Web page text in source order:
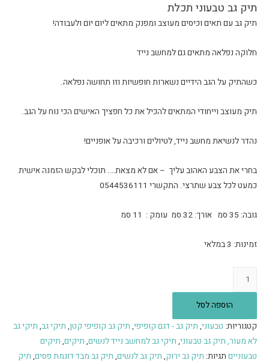
תיק גב טבעוני תכלת
תיק גב עם תאים וכיסים מעוצב ומפנק מתאים ליום יום ולעבודה!
חלוקה נפלאה מתאים גם למחשב נייד
כשהתיק על הגב הידיים נשארות חופשיות וזו תחושה נפלאה.
תיק מעוצב וייחודי המתאים להכיל את כל חפציך האישים הכי נוח על הגב.
נהדר לנשיאת מחשב נייד, לטיולים ורכיבה על אופניים!
בחרי את הצבע האהוב עליך – אם לא מצאת…. תוכלי לבקש הזמנה אישית
כמעט לכל צבע שתרצי. התקשרי 0544536111
גובה: 35 סמ אורך: 32 סמ עומק : 11 סמ
זמינות: 3 במלאי
גב
טבעוני
הוספה לסל
קטגוריות: טבעוני, תיק גב - דגם קופיפי, תיק גב קופיפי קטן, תיקי גב, תיקי גב
לא מעור, תיק גב טבעוני, תיקי גב למחשב נייד לנשים, תיקים, תיקים
טבעוניים תגיות: תיק גב ירוק, תיק גב לנשים, תיק גב מבד דוגמת פסים, תיק